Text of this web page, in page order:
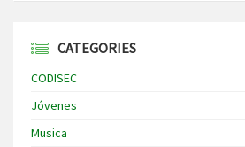
CATEGORIES
CODISEC
Jóvenes
Musica